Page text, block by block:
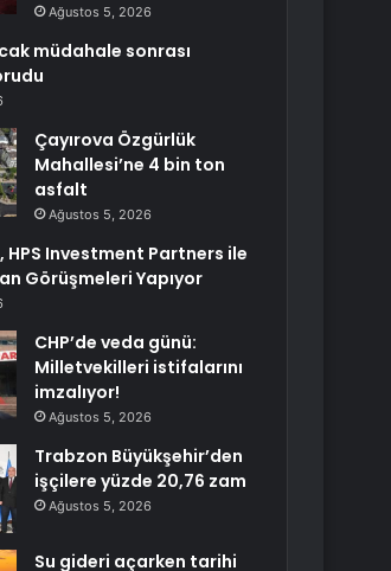
Ağustos 5, 2026
müdahale sonrası
Çayırova Özgürlük
Mahallesi’ne 4 bin ton
asfalt
Ağustos 5, 2026
Investment Partners ile
Görüşmeleri Yapıyor
CHP’de veda günü:
Milletvekilleri istifalarını
imzalıyor!
Ağustos 5, 2026
Trabzon Büyükşehir’den
işçilere yüzde 20,76 zam
Ağustos 5, 2026
Su gideri açarken tarihi